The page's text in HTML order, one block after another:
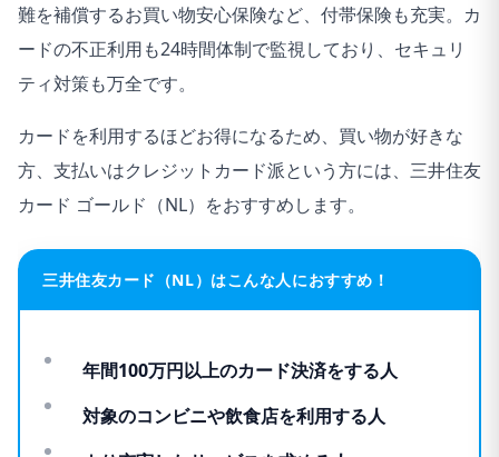
※通常のポイントを含みます。
難を補償するお買い物安心保険など、付帯保険も充実。カ
ードの不正利用も24時間体制で監視しており、セキュリ
ティ対策も万全です。
カードを利用するほどお得になるため、買い物が好きな
方、支払いはクレジットカード派という方には、三井住友
カード ゴールド（NL）をおすすめします。
三井住友カード （NL）はこんな人におすすめ！
年間100万円以上のカード決済をする人
対象のコンビニや飲食店を利用する人